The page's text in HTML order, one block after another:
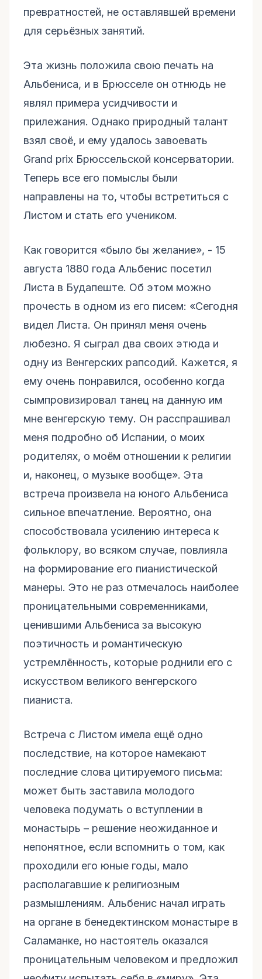
превратностей, не оставлявшей времени
для серьёзных занятий.
Эта жизнь положила свою печать на
Альбениса, и в Брюсселе он отнюдь не
являл примера усидчивости и
прилежания. Однако природный талант
взял своё, и ему удалось завоевать
Grand prix Брюссельской консерватории.
Теперь все его помыслы были
направлены на то, чтобы встретиться с
Листом и стать его учеником.
Как говорится «было бы желание», - 15
августа 1880 года Альбенис посетил
Листа в Будапеште. Об этом можно
прочесть в одном из его писем: «Сегодня
видел Листа. Он принял меня очень
любезно. Я сыграл два своих этюда и
одну из Венгерских рапсодий. Кажется, я
ему очень понравился, особенно когда
сымпровизировал танец на данную им
мне венгерскую тему. Он расспрашивал
меня подробно об Испании, о моих
родителях, о моём отношении к религии
и, наконец, о музыке вообще». Эта
встреча произвела на юного Альбениса
сильное впечатление. Вероятно, она
способствовала усилению интереса к
фольклору, во всяком случае, повлияла
на формирование его пианистической
манеры. Это не раз отмечалось наиболее
проницательными современниками,
ценившими Альбениса за высокую
поэтичность и романтическую
устремлённость, которые роднили его с
искусством великого венгерского
пианиста.
Встреча с Листом имела ещё одно
последствие, на которое намекают
последние слова цитируемого письма:
может быть заставила молодого
человека подумать о вступлении в
монастырь – решение неожиданное и
непонятное, если вспомнить о том, как
проходили его юные годы, мало
располагавшие к религиозным
размышлениям. Альбенис начал играть
на органе в бенедектинском монастыре в
Саламанке, но настоятель оказался
проницательным человеком и предложил